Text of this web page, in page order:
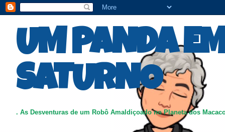
UM PANDA
SATURNO
. As Desventuras de um Robô Amaldiçoado no Planeta dos